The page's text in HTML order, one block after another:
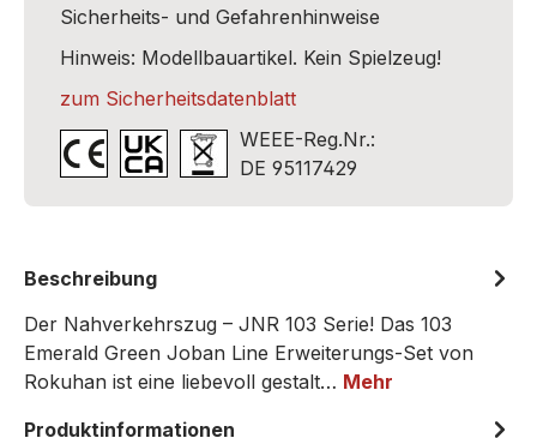
Sicherheits- und Gefahrenhinweise
Hinweis: Modellbauartikel. Kein Spielzeug!
zum Sicherheitsdatenblatt
WEEE-Reg.Nr.:
DE 95117429
Beschreibung
Der Nahverkehrszug – JNR 103 Serie! Das 103
Emerald Green Joban Line Erweiterungs-Set von
Rokuhan ist eine liebevoll gestalt… Mehr
Produktinformationen